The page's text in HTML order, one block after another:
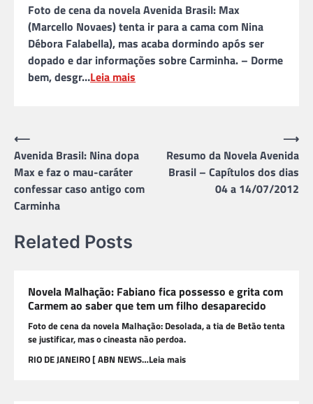
Foto de cena da novela Avenida Brasil: Max
(Marcello Novaes) tenta ir para a cama com Nina
Débora Falabella), mas acaba dormindo após ser
dopado e dar informações sobre Carminha. – Dorme
bem, desgr…Leia mais
Navegação
de
Post
⟵
Avenida Brasil: Nina dopa
Max e faz o mau-caráter
confessar caso antigo com
Carminha
Resumo da Novela Avenida
Brasil – Capítulos dos dias
04 a 14/07/2012
⟶
Related Posts
Novela Malhação: Fabiano fica possesso e grita com
Carmem ao saber que tem um filho desaparecido
Foto de cena da novela Malhação: Desolada, a tia de Betão tenta
se justificar, mas o cineasta não perdoa.
RIO DE JANEIRO [ ABN NEWS…Leia mais